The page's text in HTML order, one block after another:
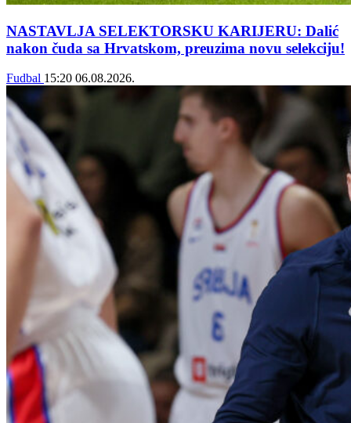
NASTAVLJA SELEKTORSKU KARIJERU: Dalić
nakon čuda sa Hrvatskom, preuzima novu selekciju!
Fudbal 15:20 06.08.2026.